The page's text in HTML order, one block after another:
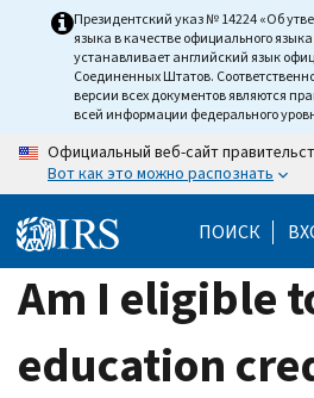
Президентский указ № 14224 «Об
языка в качестве официального
устанавливает английский язык
Соединенных Штатов.
версии всех документов являются
всей информации федерального
Официальный веб-сайт
Вот как это можно распознать
ПОИСК
Am I eligible
education